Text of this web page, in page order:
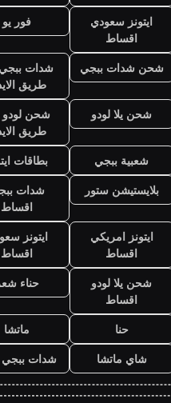
ايتونز سعودي
اقساط
فور يو
شحن شدات ببجي
شدات
طريق
شحن يلا لودو
شحن
طريق
شعبية ببجي
بطاقات
بلايستيشن ستور
شدات
اقساط
ايتونز امريكي
اقساط
ايتونز
اقساط
شحن يلا لودو
اقساط
حناء
حنا
ماتشا
شاي ماتشا
شدات ببجي